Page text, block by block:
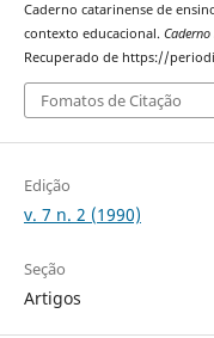
Caderno catarinense de
contexto educacional.
Recuperado de https://
Fomatos de Citação
Edição
v. 7 n. 2 (1990)
Seção
Artigos